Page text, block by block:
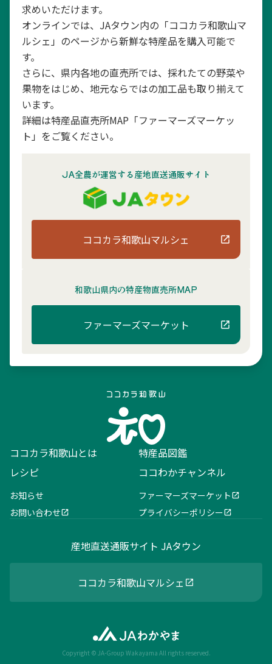
求めいただけます。
オンラインでは、JAタウン内の「ココカラ和歌山マ
ルシェ」のページから新鮮な特産品を購入可能で
す。
さらに、県内各地の直売所では、採れたての野菜や
果物をはじめ、地元ならではの加工品も取り揃えて
います。
詳細は特産品直売所MAP「ファーマーズマーケッ
ト」をご覧ください。
JA全農が運営する産地直送通販サイト
ココカラ和歌山マルシェ
和歌山県内の特産物直売所MAP
ファーマーズマーケット
ココカラ和歌山とは
特産品図鑑
レシピ
ココわかチャンネル
お知らせ
ファーマーズマーケット
お問い合わせ
プライバシーポリシー
産地直送通販サイト JAタウン
ココカラ和歌山マルシェ
Copyright © JA-Group Wakayama All rights reserved.